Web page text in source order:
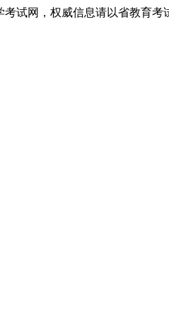
试网，权威信息请以省教育考